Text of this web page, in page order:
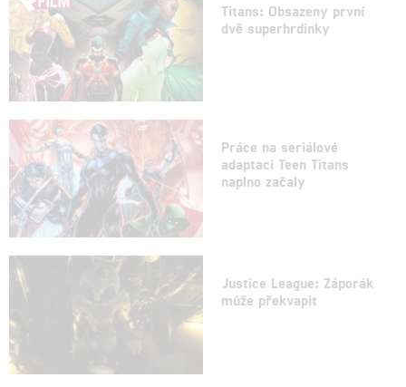
Titans: Obsazeny první
dvě superhrdinky
Práce na seriálové
adaptaci Teen Titans
naplno začaly
Justice League: Záporák
může překvapit